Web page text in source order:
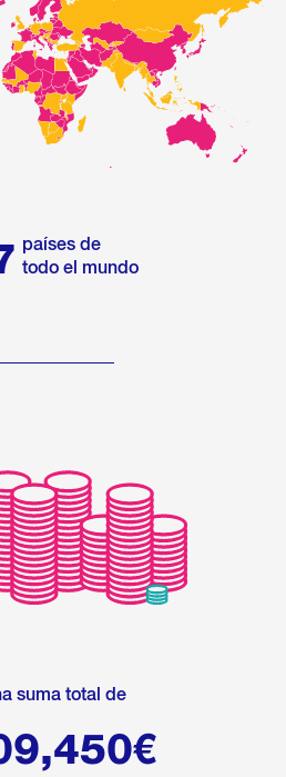
países de
todo el mundo
suma total de
€